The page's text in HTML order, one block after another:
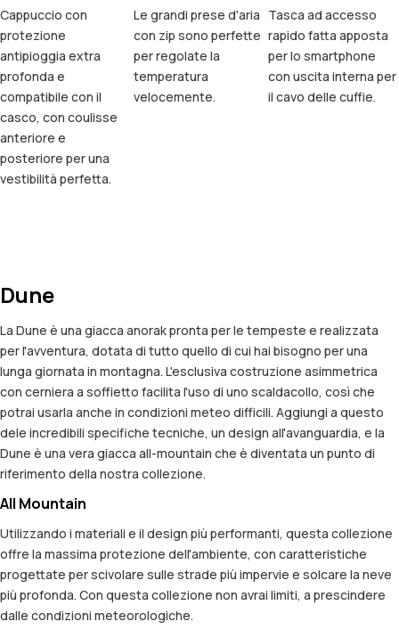
Cappuccio con
protezione
antipioggia extra
profonda e
compatibile con il
casco, con coulisse
anteriore e
posteriore per una
vestibilità perfetta.
Le grandi prese d'aria
con zip sono perfette
per regolate la
temperatura
velocemente.
Tasca ad accesso
rapido fatta apposta
per lo smartphone
con uscita interna per
il cavo delle cuffie.
Dune
La Dune è una giacca anorak pronta per le tempeste e realizzata
per l'avventura, dotata di tutto quello di cui hai bisogno per una
lunga giornata in montagna. L'esclusiva costruzione asimmetrica
con cerniera a soffietto facilita l'uso di uno scaldacollo, così che
potrai usarla anche in condizioni meteo difficili. Aggiungi a questo
dele incredibili specifiche tecniche, un design all'avanguardia, e la
Dune è una vera giacca all-mountain che è diventata un punto di
riferimento della nostra collezione.
All Mountain
Utilizzando i materiali e il design più performanti, questa collezione
offre la massima protezione dell'ambiente, con caratteristiche
progettate per scivolare sulle strade più impervie e solcare la neve
più profonda. Con questa collezione non avrai limiti, a prescindere
dalle condizioni meteorologiche.